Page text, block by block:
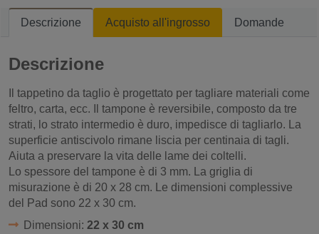
Descrizione Acquisto all'ingrosso Domande
Descrizione
Il tappetino da taglio è progettato per tagliare materiali come
feltro, carta, ecc. Il tampone è reversibile, composto da tre
strati, lo strato intermedio è duro, impedisce di tagliarlo. La
superficie antiscivolo rimane liscia per centinaia di tagli.
Aiuta a preservare la vita delle lame dei coltelli.
Lo spessore del tampone è di 3 mm. La griglia di
misurazione è di 20 x 28 cm. Le dimensioni complessive
del Pad sono 22 x 30 cm.
Dimensioni: 22 x 30 cm